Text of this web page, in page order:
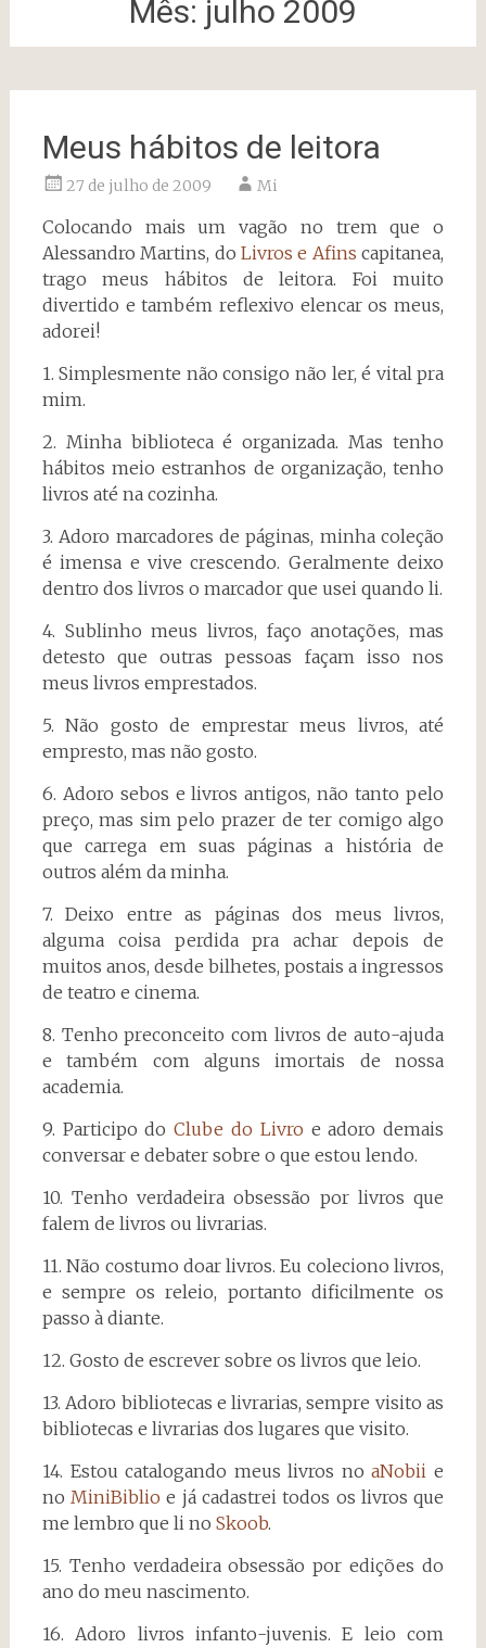
Mês: julho 2009
Meus hábitos de leitora
27 de julho de 2009 Mi
Colocando mais um vagão no trem que o
Alessandro Martins, do Livros e Afins capitanea,
trago meus hábitos de leitora. Foi muito
divertido e também reflexivo elencar os meus,
adorei!
1. Simplesmente não consigo não ler, é vital pra
mim.
2. Minha biblioteca é organizada. Mas tenho
hábitos meio estranhos de organização, tenho
livros até na cozinha.
3. Adoro marcadores de páginas, minha coleção
é imensa e vive crescendo. Geralmente deixo
dentro dos livros o marcador que usei quando li.
4. Sublinho meus livros, faço anotações, mas
detesto que outras pessoas façam isso nos
meus livros emprestados.
5. Não gosto de emprestar meus livros, até
empresto, mas não gosto.
6. Adoro sebos e livros antigos, não tanto pelo
preço, mas sim pelo prazer de ter comigo algo
que carrega em suas páginas a história de
outros além da minha.
7. Deixo entre as páginas dos meus livros,
alguma coisa perdida pra achar depois de
muitos anos, desde bilhetes, postais a ingressos
de teatro e cinema.
8. Tenho preconceito com livros de auto-ajuda
e também com alguns imortais de nossa
academia.
9. Participo doClube do Livro e adoro demais
conversar e debater sobre o que estou lendo.
10. Tenho verdadeira obsessão por livros que
falem de livros ou livrarias.
11. Não costumo doar livros. Eu coleciono livros,
e sempre os releio, portanto dificilmente os
passo à diante.
12. Gosto de escrever sobre os livros que leio.
13. Adoro bibliotecas e livrarias, sempre visito as
bibliotecas e livrarias dos lugares que visito.
14. Estou catalogando meus livros noaNobii e
noMiniBiblio e já cadastrei todos os livros que
me lembro que li no Skoob.
15. Tenho verdadeira obsessão por edições do
ano do meu nascimento.
16. Adoro livros infanto-juvenis. E leio com